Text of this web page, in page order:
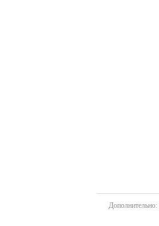
Дополнительно: